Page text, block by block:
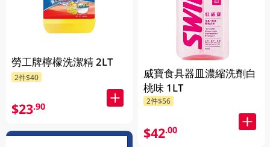
勞工牌檸檬洗潔精 2LT
2件$40
$23.90
威寶食具器皿濃縮洗劑白
桃味 1LT
2件$56
$42.00